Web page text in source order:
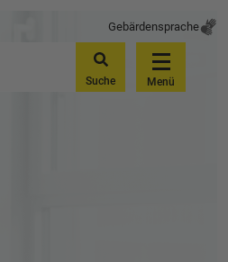
Gebärdensprache
Suche Menü